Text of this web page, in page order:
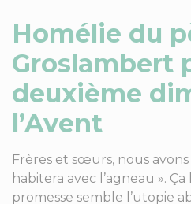
Homélie du
Groslambert
deuxième
l’Avent
Frères et sœurs, nous
habitera avec l’agneau ».
promesse semble l’utopie